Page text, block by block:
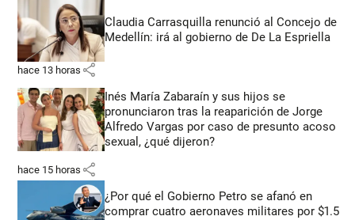
Claudia Carrasquilla renunció al Concejo de
Medellín: irá al gobierno de De La Espriella
hace 13 horas share
Inés María Zabaraín y sus hijos se
pronunciaron tras la reaparición de Jorge
Alfredo Vargas por caso de presunto acoso
sexual, ¿qué dijeron?
hace 15 horas share
¿Por qué el Gobierno Petro se afanó en
comprar cuatro aeronaves militares por $1.5